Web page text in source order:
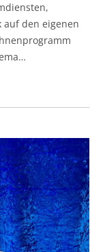
auf den eigenen